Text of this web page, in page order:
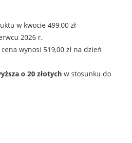
w kwocie 499,00 zł
2026 r.
wynosi 519,00 zł na dzień
o 20 złotych w stosunku do